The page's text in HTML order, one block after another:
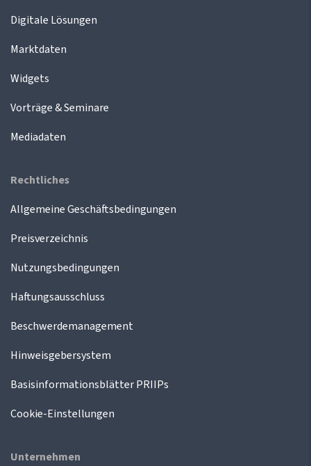
Digitale Lösungen
Marktdaten
Widgets
Vorträge & Seminare
Mediadaten
Rechtliches
Allgemeine Geschäftsbedingungen
Preisverzeichnis
Nutzungsbedingungen
Haftungsausschluss
Beschwerdemanagement
Hinweisgebersystem
Basisinformationsblätter PRIIPs
Cookie-Einstellungen
Unternehmen